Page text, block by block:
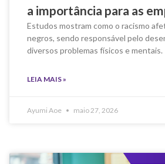
a importância para as
Estudos mostram como o racismo
negros, sendo responsável pelo
diversos problemas físicos e mentais.
LEIA MAIS »
Ayumi Aoe maio 27, 2026